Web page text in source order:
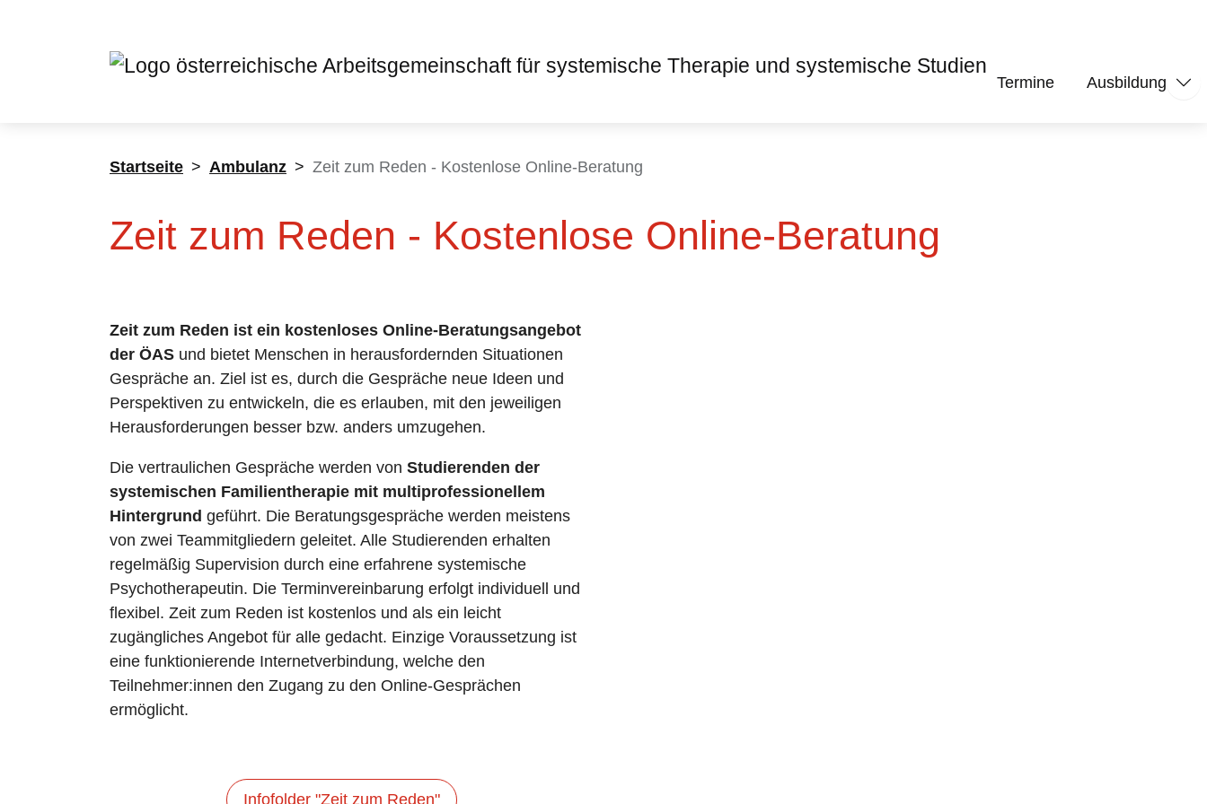
Termine Ausbildung
Sie sind hier:
Startseite Ambulanz Zeit zum Reden - Kostenlose Online-Beratung
Zeit zum Reden - Kostenlose Online-Beratung
Zeit zum Reden ist ein kostenloses Online-Beratungsangebot
der ÖAS und bietet Menschen in herausfordernden Situationen
Gespräche an. Ziel ist es, durch die Gespräche neue Ideen und
Perspektiven zu entwickeln, die es erlauben, mit den jeweiligen
Herausforderungen besser bzw. anders umzugehen.
Die vertraulichen Gespräche werden von Studierenden der
systemischen Familientherapie mit multiprofessionellem
Hintergrund geführt. Die Beratungsgespräche werden meistens
von zwei Teammitgliedern geleitet. Alle Studierenden erhalten
regelmäßig Supervision durch eine erfahrene systemische
Psychotherapeutin. Die Terminvereinbarung erfolgt individuell und
flexibel. Zeit zum Reden ist kostenlos und als ein leicht
zugängliches Angebot für alle gedacht. Einzige Voraussetzung ist
eine funktionierende Internetverbindung, welche den
Teilnehmer:innen den Zugang zu den Online-Gesprächen
ermöglicht.
Infofolder "Zeit zum Reden"